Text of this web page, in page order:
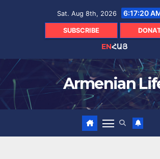
Sat. Aug 8th, 2026 6:17:21
SUBSCRIBE
ENՀԱՅ
Armenian